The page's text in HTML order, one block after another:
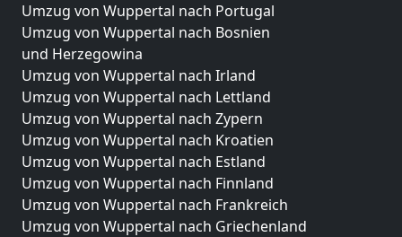
Umzug von Wuppertal nach Portugal
Umzug von Wuppertal nach Bosnien
und Herzegowina
Umzug von Wuppertal nach Irland
Umzug von Wuppertal nach Lettland
Umzug von Wuppertal nach Zypern
Umzug von Wuppertal nach Kroatien
Umzug von Wuppertal nach Estland
Umzug von Wuppertal nach Finnland
Umzug von Wuppertal nach Frankreich
Umzug von Wuppertal nach Griechenland